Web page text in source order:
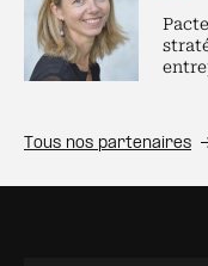
Tous nos partenaires